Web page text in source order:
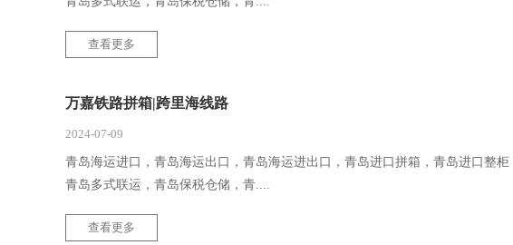
查看更多
万嘉铁路拼箱|跨里海线路
2024-07-09
青岛海运进口，青岛海运出口，青岛海运进出口，青岛进口拼箱，青岛进口整
青岛多式联运，青岛保税仓储，青....
查看更多